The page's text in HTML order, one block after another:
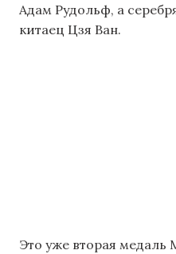
Адам Рудольф, а
китаец Цзя Ван.
Это уже вторая медаль